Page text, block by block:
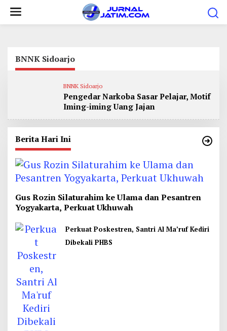
BNNK Sidoarjo
BNNK Sidoarjo
Pengedar Narkoba Sasar Pelajar, Motif
Iming-iming Uang Jajan
Berita Hari Ini
Gus Rozin Silaturahim ke Ulama dan Pesantren
Yogyakarta, Perkuat Ukhuwah
Perkuat Poskestren, Santri Al Ma’ruf Kediri
Dibekali PHBS